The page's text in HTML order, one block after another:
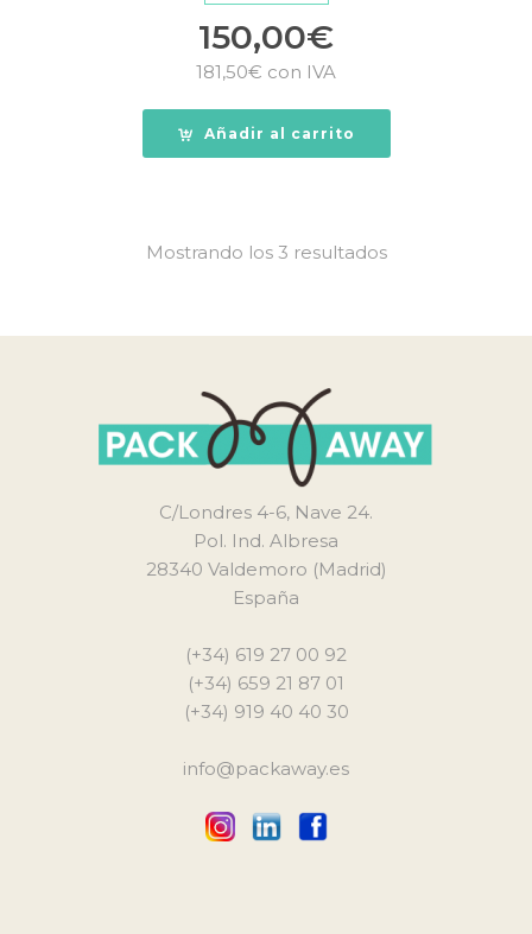
150,00€
181,50€ con IVA
Añadir al carrito
Mostrando los 3 resultados
C/Londres 4-6, Nave 24.
Pol. Ind. Albresa
28340 Valdemoro (Madrid)
España
(+34) 619 27 00 92
(+34) 659 21 87 01
(+34) 919 40 40 30
info@packaway.es